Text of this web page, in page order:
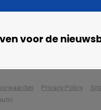
voor de
Privacy Policy